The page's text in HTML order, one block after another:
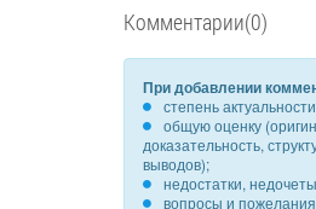
Комментарии(0)
При добавлении
степень
общую оценку
доказательность,
выводов);
недостатки,
вопросы и